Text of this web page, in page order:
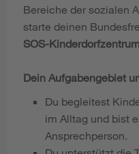
Bereiche der sozialen
starte deinen
SOS-
Dein Aufgabengebiet
Du begleitest
im Alltag und bist
Ansprechperson.